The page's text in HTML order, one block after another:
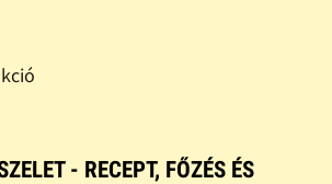
- RECEPT, FŐZÉS ÉS